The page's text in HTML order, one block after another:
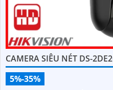
CAMERA SIÊU NÉT DS-
5%-35%